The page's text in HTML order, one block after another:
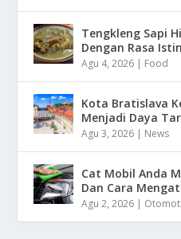
Tengkleng Sapi
Dengan Rasa
Agu 4, 2026 | Food
Kota Bratislava
Menjadi Daya
Agu 3, 2026 | News
Cat Mobil Anda
Dan Cara
Agu 2, 2026 |